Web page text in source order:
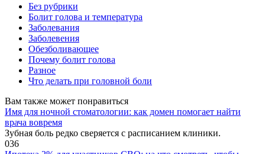
Без рубрики
Болит голова и температура
Заболевания
Заболевения
Обезболивающее
Почему болит голова
Разное
Что делать при головной боли
Вам также может понравиться
Имя для ночной стоматологии: как домен помогает найти
врача вовремя
Зубная боль редко сверяется с расписанием клиники.
036